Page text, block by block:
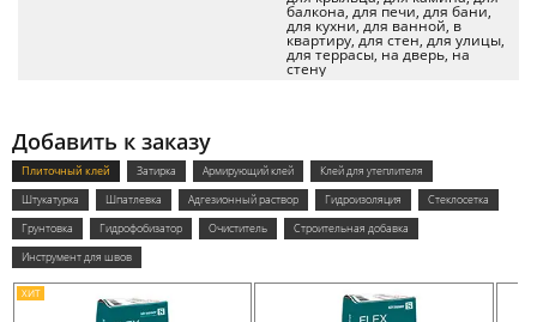
балкона, для печи, для бани,
для кухни, для ванной, в
квартиру, для стен, для улицы,
для террасы, на дверь, на
стену
Добавить к заказу
Плиточный клей Затирка Армирующий клей
Клей для утеплителя
Штукатурка
Шпатлевка Адгезионный раствор Гидроизоляция
Стеклосетка
Грунтовка
Гидрофобизатор Очиститель
Строительная добавка
Инструмент для швов
ХИТ